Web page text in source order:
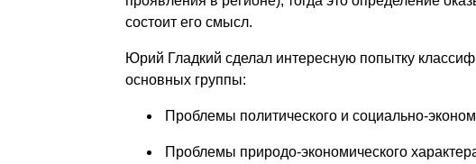
состоит его смысл.
Юрий Гладкий сделал интересную попытку
основных группы:
Проблемы политического и социально-
Проблемы природо-экономического